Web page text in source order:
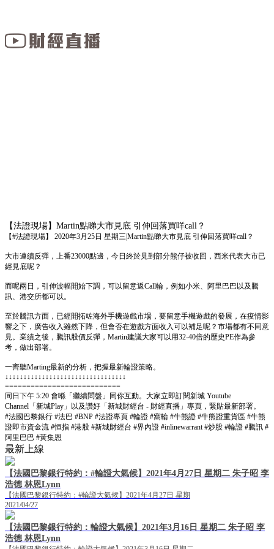
【法證現場】Martin點睇大市見底 引伸回落買咩call？
【#法證現場】 2020年3月25日 星期三|Martin點睇大市見底 引伸回落買咩call？
大市連續反彈，上番23000點邊，今日終於見到部分熊仔被收回，西米代表大市已
經見底呢？
而呢兩日，引伸波幅開始下調，可以留意返Call輪，例如小米、阿里巴巴以及騰
訊、港交所都可以。
至於騰訊方面，已經開拓咗海外手機遊戲市場，要留意手機遊戲的發展，在疫情影
響之下，廣告收入雖然下降，但會否在遊戲方面收入可以補足呢？市場都有不同意
見。業績之後，騰訊股價反彈，Martin建議大家可以用32-40倍的歷史PE作為參
考，做出部署。
一齊聽Marting最新的分析，把握最新輪證策略。
↓↓↓↓↓↓↓↓↓↓↓↓↓↓↓↓↓↓↓↓↓↓↓↓↓↓↓↓↓↓↓↓↓
===========================
同日下午 5:20 會喺「繼續問盤」同你互動。大家立即訂閱新城 Youtube
Channel「新城Play」以及讚好「新城財經台 - 財經直播」專頁，緊貼最新部署。
#法國巴黎銀行 #法巴 #BNP #法證專頁 #輪證 #窩輪 #牛熊證 #牛熊證重貨區 #牛熊
證即市資金流 #恒指 #港股 #新城財經台 #界內證 #inlinewarrant #炒股 #輪證 #騰訊 #
阿里巴巴 #黃集恩
最新上線
【法國巴黎銀行特約：#輪證大氣候】2021年4月27日 星期二 朱子昭 李
浩德 林恩Lynn
【法國巴黎銀行特約：#輪證大氣候】2021年4月27日 星期
2021/04/27
【法國巴黎銀行特約：輪證大氣候】2021年3月16日 星期二 朱子昭 李
浩德 林恩Lynn